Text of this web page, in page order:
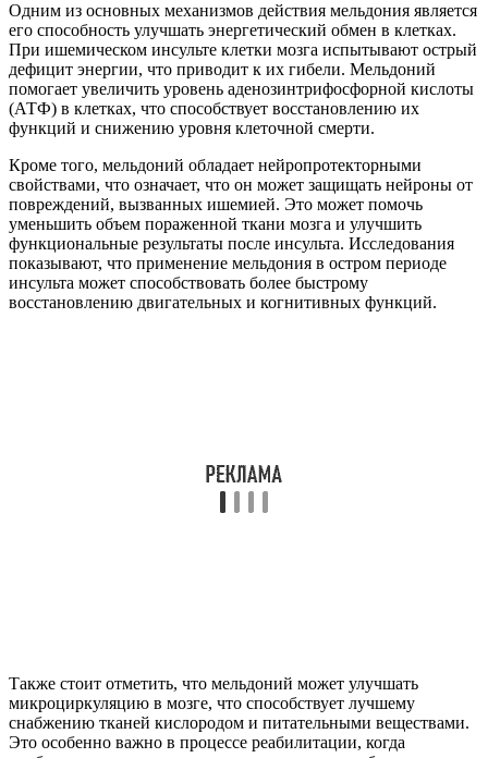
Одним из основных механизмов действия мельдония является
его способность улучшать энергетический обмен в клетках.
При ишемическом инсульте клетки мозга испытывают острый
дефицит энергии, что приводит к их гибели. Мельдоний
помогает увеличить уровень аденозинтрифосфорной кислоты
(АТФ) в клетках, что способствует восстановлению их
функций и снижению уровня клеточной смерти.
Кроме того, мельдоний обладает нейропротекторными
свойствами, что означает, что он может защищать нейроны от
повреждений, вызванных ишемией. Это может помочь
уменьшить объем пораженной ткани мозга и улучшить
функциональные результаты после инсульта. Исследования
показывают, что применение мельдония в остром периоде
инсульта может способствовать более быстрому
восстановлению двигательных и когнитивных функций.
Также стоит отметить, что мельдоний может улучшать
микроциркуляцию в мозге, что способствует лучшему
снабжению тканей кислородом и питательными веществами.
Это особенно важно в процессе реабилитации, когда